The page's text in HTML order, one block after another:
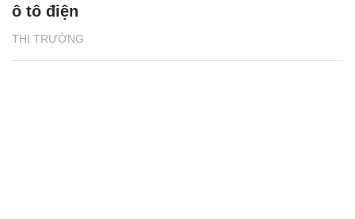
THỊ TRƯỜNG
ô tô điện